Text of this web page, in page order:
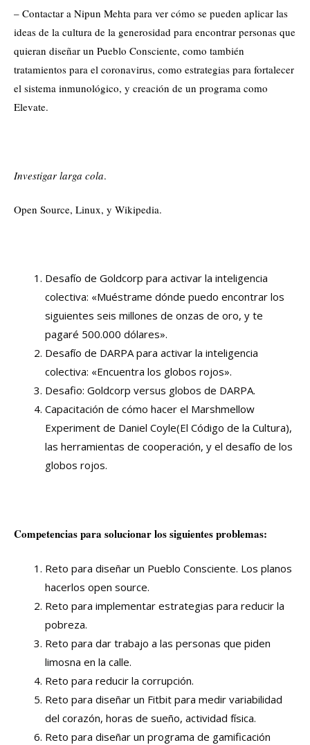
– Contactar a Nipun Mehta para ver cómo se pueden aplicar las
ideas de la cultura de la generosidad para encontrar personas que
quieran diseñar un Pueblo Consciente, como también
tratamientos para el coronavirus, como estrategias para fortalecer
el sistema inmunológico, y creación de un programa como
Elevate.
Investigar larga cola.
Open Source, Linux, y Wikipedia.
Desafío de Goldcorp para activar la inteligencia
colectiva: «Muéstrame dónde puedo encontrar los
siguientes seis millones de onzas de oro, y te
pagaré 500.000 dólares».
Desafío de DARPA para activar la inteligencia
colectiva: «Encuentra los globos rojos».
Desafio: Goldcorp versus globos de DARPA.
Capacitación de cómo hacer el Marshmellow
Experiment de Daniel Coyle(El Código de la Cultura),
las herramientas de cooperación, y el desafío de los
globos rojos.
Competencias para solucionar los siguientes problemas:
Reto para diseñar un Pueblo Consciente. Los planos
hacerlos open source.
Reto para implementar estrategias para reducir la
pobreza.
Reto para dar trabajo a las personas que piden
limosna en la calle.
Reto para reducir la corrupción.
Reto para diseñar un Fitbit para medir variabilidad
del corazón, horas de sueño, actividad física.
Reto para diseñar un programa de gamificación